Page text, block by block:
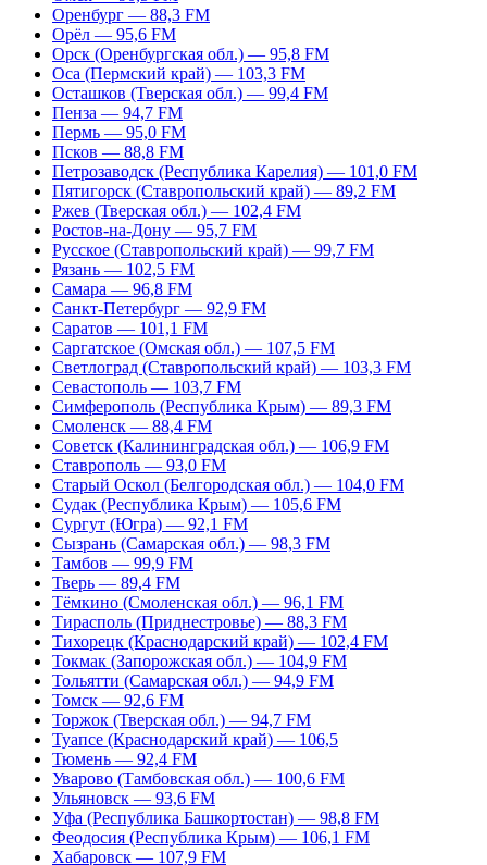
Оренбург — 88,3 FM
Орёл — 95,6 FM
Орск (Оренбургская обл.) — 95,8 FM
Оса (Пермский край) — 103,3 FM
Осташков (Тверская обл.) — 99,4 FM
Пенза — 94,7 FM
Пермь — 95,0 FM
Псков — 88,8 FM
Петрозаводск (Республика Карелия) — 101,0 FM
Пятигорск (Ставропольский край) — 89,2 FM
Ржев (Тверская обл.) — 102,4 FM
Ростов-на-Дону — 95,7 FM
Русское (Ставропольский край) — 99,7 FM
Рязань — 102,5 FM
Самара — 96,8 FM
Санкт-Петербург — 92,9 FM
Саратов — 101,1 FM
Саргатское (Омская обл.) — 107,5 FM
Светлоград (Ставропольский край) — 103,3 FM
Севастополь — 103,7 FM
Симферополь (Республика Крым) — 89,3 FM
Смоленск — 88,4 FM
Советск (Калининградская обл.) — 106,9 FM
Ставрополь — 93,0 FM
Старый Оскол (Белгородская обл.) — 104,0 FM
Судак (Республика Крым) — 105,6 FM
Сургут (Югра) — 92,1 FM
Сызрань (Самарская обл.) — 98,3 FM
Тамбов — 99,9 FM
Тверь — 89,4 FM
Тёмкино (Смоленская обл.) — 96,1 FM
Тирасполь (Приднестровье) — 88,3 FM
Тихорецк (Краснодарский край) — 102,4 FM
Токмак (Запорожская обл.) — 104,9 FM
Тольятти (Самарская обл.) — 94,9 FM
Томск — 92,6 FM
Торжок (Тверская обл.) — 94,7 FM
Туапсе (Краснодарский край) — 106,5
Тюмень — 92,4 FM
Уварово (Тамбовская обл.) — 100,6 FM
Ульяновск — 93,6 FM
Уфа (Республика Башкортостан) — 98,8 FM
Феодосия (Республика Крым) — 106,1 FM
Хабаровск — 107,9 FM